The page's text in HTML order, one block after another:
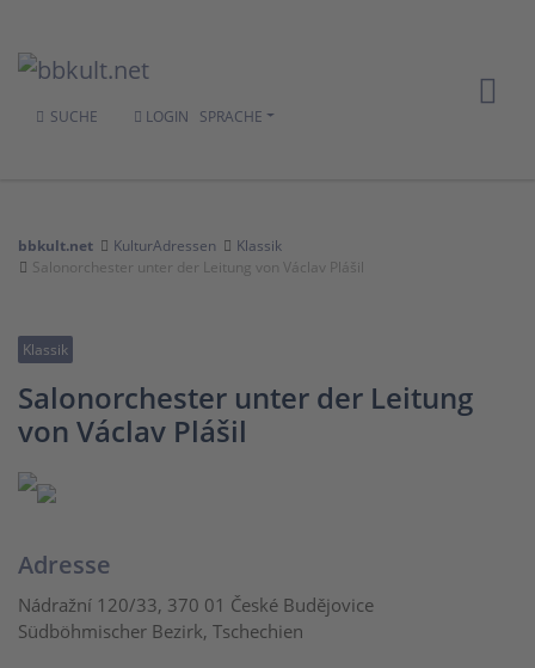
SUCHE LOGIN SPRACHE
bbkult.net KulturAdressen
Klassik
Salonorchester unter der Leitung von Václav Plášil
Klassik
Salonorchester unter der Leitung
von Václav Plášil
Adresse
Nádražní 120/33, 370 01 České Budějovice
Südböhmischer Bezirk, Tschechien